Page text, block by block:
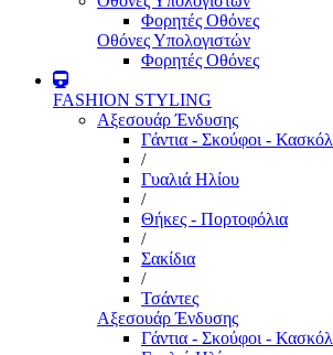
Φορητές Οθόνες
Οθόνες Υπολογιστών
Φορητές Οθόνες
FASHION STYLING
Αξεσουάρ Ένδυσης
Γάντια - Σκούφοι - Κασκόλ
/
Γυαλιά Ηλίου
/
Θήκες - Πορτοφόλια
/
Σακίδια
/
Τσάντες
Αξεσουάρ Ένδυσης
Γάντια - Σκούφοι - Κασκόλ